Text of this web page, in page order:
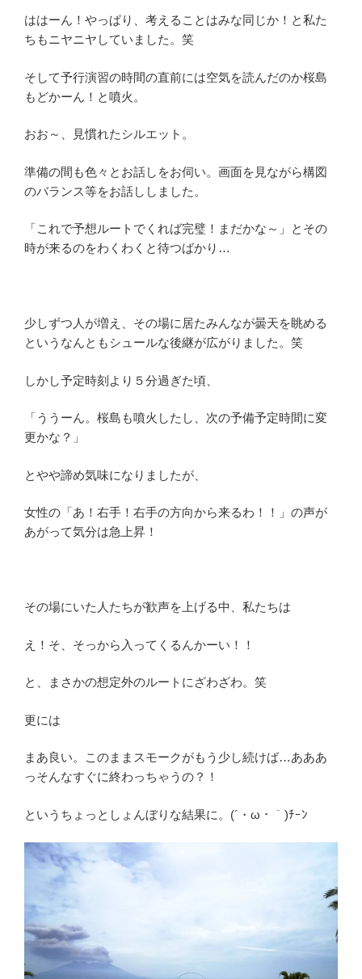
ははーん！やっぱり、考えることはみな同じか！と私た
ちもニヤニヤしていました。笑
そして予行演習の時間の直前には空気を読んだのか桜島
もどかーん！と噴火。
おお～、見慣れたシルエット。
準備の間も色々とお話しをお伺い。画面を見ながら構図
のバランス等をお話ししました。
「これで予想ルートでくれば完璧！まだかな～」とその
時が来るのをわくわくと待つばかり…
少しずつ人が増え、その場に居たみんなが曇天を眺める
というなんともシュールな後継が広がりました。笑
しかし予定時刻より５分過ぎた頃、
「ううーん。桜島も噴火したし、次の予備予定時間に変
更かな？」
とやや諦め気味になりましたが、
女性の「あ！右手！右手の方向から来るわ！！」の声が
あがって気分は急上昇！
その場にいた人たちが歓声を上げる中、私たちは
え！そ、そっから入ってくるんかーい！！
と、まさかの想定外のルートにざわざわ。笑
更には
まあ良い。このままスモークがもう少し続けば…あああ
っそんなすぐに終わっちゃうの？！
というちょっとしょんぼりな結果に。(´・ω・｀)ﾁｰﾝ